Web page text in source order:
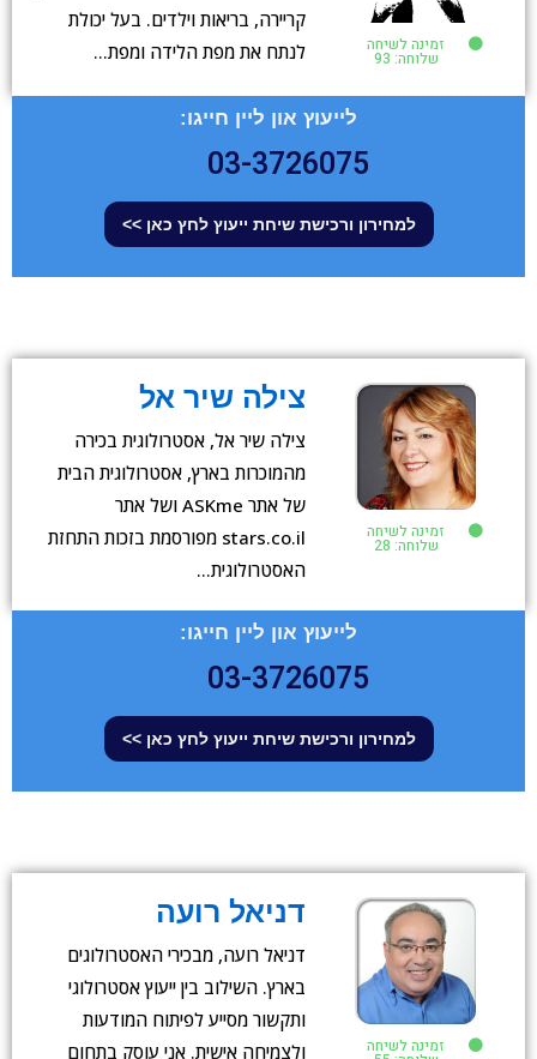
זמינה לשיחה
שלוחה: 93
קריירה, בריאות וילדים. בעל יכולת
לנתח את מפת הלידה ומפת…
לייעוץ און ליין חייגו:
03-3726075
למחירון ורכישת שיחת ייעוץ לחץ כאן >>
זמינה לשיחה
שלוחה: 28
צילה שיר אל
צילה שיר אל, אסטרולוגית בכירה
מהמוכרות בארץ, אסטרולוגית הבית
של אתר ASKme ושל אתר
stars.co.il מפורסמת בזכות התחזת
האסטרולוגית…
לייעוץ און ליין חייגו:
03-3726075
למחירון ורכישת שיחת ייעוץ לחץ כאן >>
זמינה לשיחה
דניאל רועה
דניאל רועה, מבכירי האסטרולוגים
בארץ. השילוב בין ייעוץ אסטרולוגי
ותקשור מסייע לפיתוח המודעות
ולצמיחה אישית. אני עוסק בתחום